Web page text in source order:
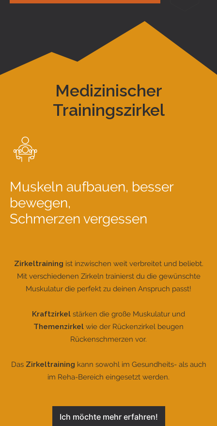
Medizinischer
Trainingszirkel
Muskeln aufbauen, besser
bewegen,
Schmerzen vergessen
Zirkeltraining ist inzwischen weit verbreitet und beliebt.
Mit verschiedenen Zirkeln trainierst du die gewünschte
Muskulatur die perfekt zu deinen Anspruch passt!
Kraftzirkel stärken die große Muskulatur und
Themenzirkel wie der Rückenzirkel beugen
Rückenschmerzen vor.
Das Zirkeltraining kann sowohl im Gesundheits- als auch
im Reha-Bereich eingesetzt werden.
Ich möchte mehr erfahren!